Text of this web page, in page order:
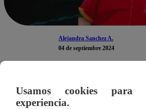
Alejandra Sanchez A.
04 de septiembre 2024
Famosos, La Academia
”. La
Usamos cookies para
experiencia.